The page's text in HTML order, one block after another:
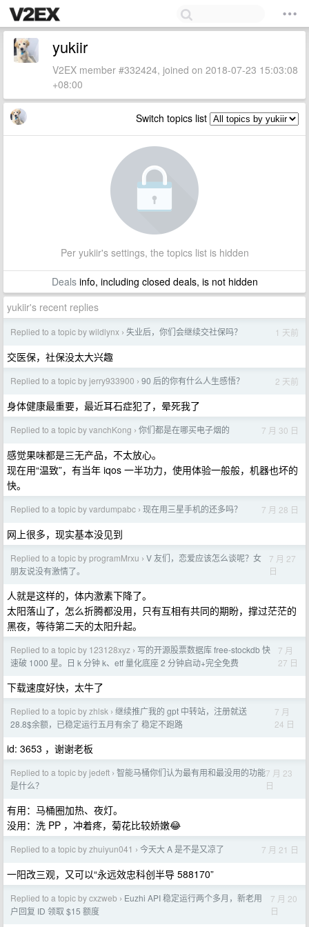
yukiir
V2EX member #332424, joined on 2018-07-23 15:03:08
+08:00
Switch topics list
Per yukiir's settings, the topics list is hidden
Dealsinfo, including closed deals, is not hidden
yukiir's recent replies
Replied to a topic by wildlynx › 失业后，你们会继续交社保吗？ 1 天前
交医保，社保没太大兴趣
Replied to a topic by jerry933900 › 90 后的你有什么人生感悟？ 2 天前
身体健康最重要，最近耳石症犯了，晕死我了
Replied to a topic by vanchKong › 你们都是在哪买电子烟的 7 月 30 日
感觉果味都是三无产品，不太放心。
现在用“温致”，有当年 iqos 一半功力，使用体验一般般，机器也坏的
快。
Replied to a topic by vardumpabc › 现在用三星手机的还多吗？ 7 月 28 日
网上很多，现实基本没见到
Replied to a topic by programMrxu › V 友们，恋爱应该怎么谈呢？女
朋友说没有激情了。
7 月 27
日
人就是这样的，体内激素下降了。
太阳落山了，怎么折腾都没用，只有互相有共同的期盼，撑过茫茫的
黑夜，等待第二天的太阳升起。
Replied to a topic by 123128xyz › 写的开源股票数据库 free-stockdb 快
速破 1000 星。日 k 分钟 k、etf 量化底座 2 分钟启动+完全免费
7 月
27 日
下载速度好快，太牛了
Replied to a topic by zhlsk › 继续推广我的 gpt 中转站，注册就送
28.8$余额，已稳定运行五月有余了 稳定不跑路
7 月
24 日
id: 3653 ，谢谢老板
Replied to a topic by jedeft › 智能马桶你们认为最有用和最没用的功能
是什么？
7 月 23
日
有用：马桶圈加热、夜灯。
没用：洗 PP ，冲着疼，菊花比较娇嫩😂
Replied to a topic by zhuiyun041 › 今天大 A 是不是又凉了 7 月 21 日
一阳改三观，又可以“永远效忠科创半导 588170”
Replied to a topic by cxzweb › Euzhi API 稳定运行两个多月，新老用
户回复 ID 领取 $15 额度
7 月 20
日